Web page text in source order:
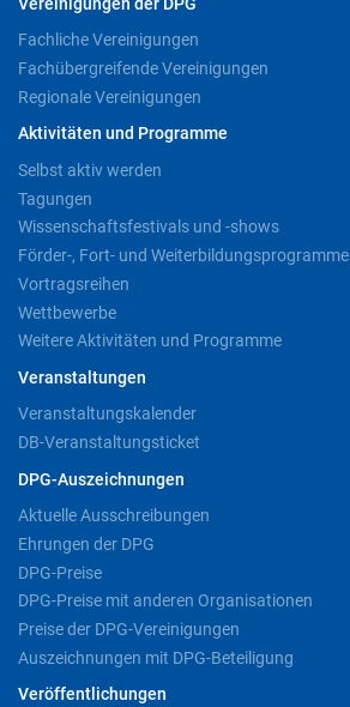
Vereinigungen der DPG
Fachliche Vereinigungen
Fachübergreifende Vereinigungen
Regionale Vereinigungen
Aktivitäten und Programme
Selbst aktiv werden
Tagungen
Wissenschaftsfestivals und -shows
Förder-, Fort- und Weiterbildungsprogramme
Vortragsreihen
Wettbewerbe
Weitere Aktivitäten und Programme
Veranstaltungen
Veranstaltungskalender
DB-Veranstaltungsticket
DPG-Auszeichnungen
Aktuelle Ausschreibungen
Ehrungen der DPG
DPG-Preise
DPG-Preise mit anderen Organisationen
Preise der DPG-Vereinigungen
Auszeichnungen mit DPG-Beteiligung
Veröffentlichungen